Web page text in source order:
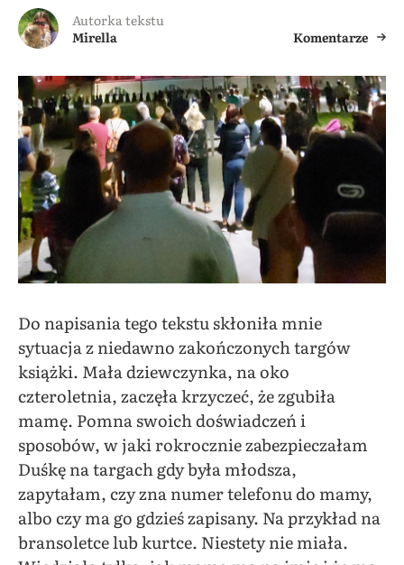
Autorka tekstu
Mirella
Komentarze
Do napisania tego tekstu skłoniła mnie
sytuacja z niedawno zakończonych targów
książki. Mała dziewczynka, na oko
czteroletnia, zaczęła krzyczeć, że zgubiła
mamę. Pomna swoich doświadczeń i
sposobów, w jaki rokrocznie zabezpieczałam
Duśkę na targach gdy była młodsza,
zapytałam, czy zna numer telefonu do mamy,
albo czy ma go gdzieś zapisany. Na przykład na
bransoletce lub kurtce. Niestety nie miała.